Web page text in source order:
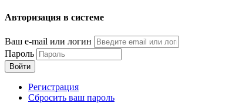
Перейти
основному
содержанию
Авторизация в системе
Ваш e-mail или логин
Пароль
Регистрация
Сбросить ваш пароль